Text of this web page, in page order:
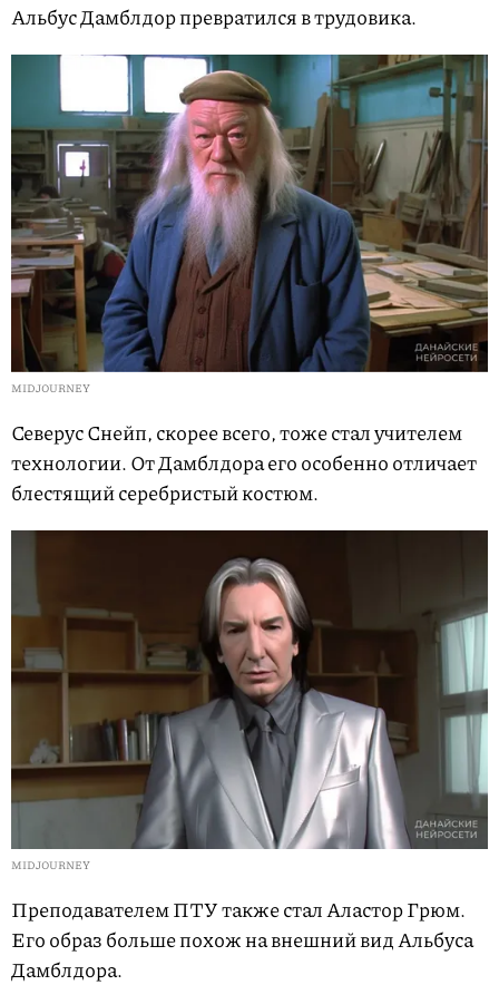
Альбус Дамблдор превратился в трудовика.
MIDJOURNEY
Северус Снейп, скорее всего, тоже стал учителем
технологии. От Дамблдора его особенно отличает
блестящий серебристый костюм.
MIDJOURNEY
Преподавателем ПТУ также стал Аластор Грюм.
Его образ больше похож на внешний вид Альбуса
Дамблдора.